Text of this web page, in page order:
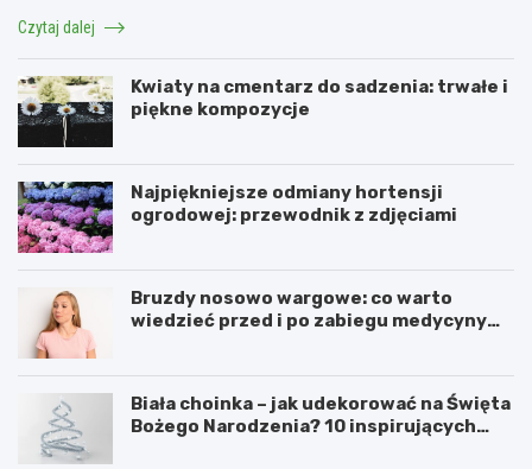
Czytaj dalej
Kwiaty na cmentarz do sadzenia: trwałe i
piękne kompozycje
Najpiękniejsze odmiany hortensji
ogrodowej: przewodnik z zdjęciami
Bruzdy nosowo wargowe: co warto
wiedzieć przed i po zabiegu medycyny
Biała choinka – jak udekorować na Święta
Bożego Narodzenia? 10 inspirujących